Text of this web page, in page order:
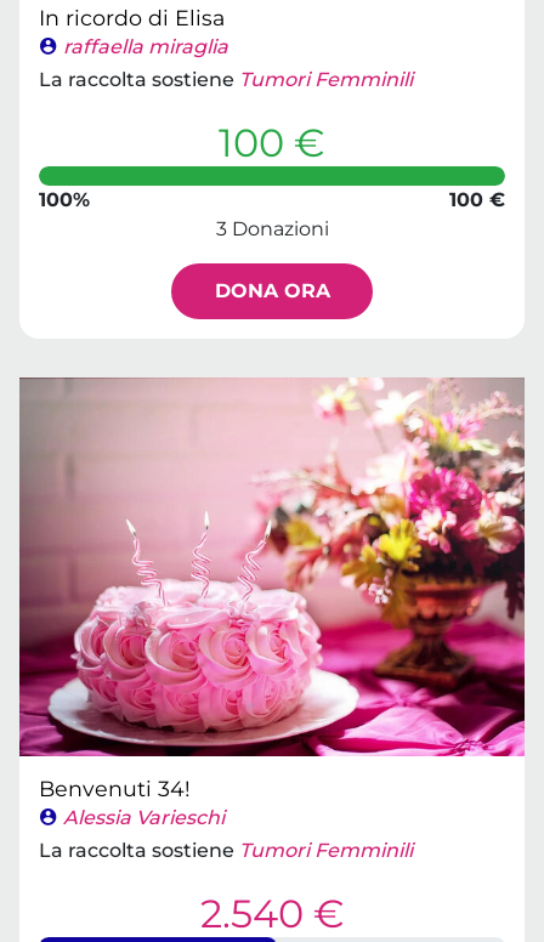
In ricordo di Elisa
raffaella miraglia
La raccolta sostiene Tumori Femminili
100 €
100%
100 €
3 Donazioni
DONA ORA
Benvenuti 34!
Alessia Varieschi
La raccolta sostiene Tumori Femminili
2.540 €